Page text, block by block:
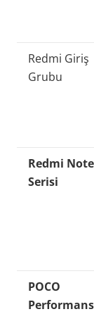
Redmi Giriş
Grubu
Redmi Note
Serisi
POCO
Performans